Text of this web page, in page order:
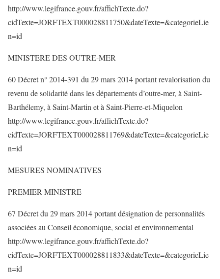
http://www.legifrance.gouv.fr/affichTexte.do?
cidTexte=JORFTEXT000028811750&dateTexte=&categorieLie
n=id
MINISTERE DES OUTRE-MER
60 Décret n° 2014-391 du 29 mars 2014 portant revalorisation du
revenu de solidarité dans les départements d’outre-mer, à Saint-
Barthélemy, à Saint-Martin et à Saint-Pierre-et-Miquelon
http://www.legifrance.gouv.fr/affichTexte.do?
cidTexte=JORFTEXT000028811769&dateTexte=&categorieLie
n=id
MESURES NOMINATIVES
PREMIER MINISTRE
67 Décret du 29 mars 2014 portant désignation de personnalités
associées au Conseil économique, social et environnemental
http://www.legifrance.gouv.fr/affichTexte.do?
cidTexte=JORFTEXT000028811833&dateTexte=&categorieLie
n=id